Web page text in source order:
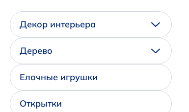
Декор интерьера
Дерево
Елочные игрушки
Открытки